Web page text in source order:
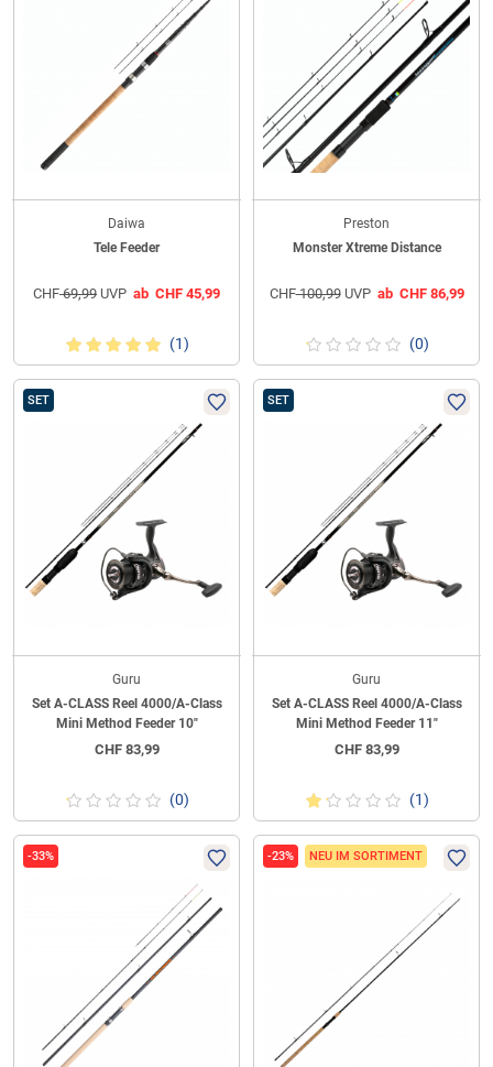
Daiwa
Tele Feeder
CHF69,99 UVP ab CHF 45,99
(1)
Preston
Monster Xtreme Distance
CHF100,99UVP ab CHF86,99
(0)
SET
Guru
Set A-CLASS Reel 4000/A-Class
Mini Method Feeder 10"
CHF83,99
(0)
SET
Guru
Set A-CLASS Reel 4000/A-Class
Mini Method Feeder 11"
CHF83,99
(1)
-33% -23% NEU IM SORTIMENT